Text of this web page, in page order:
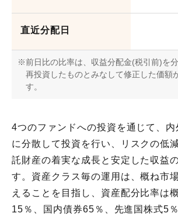
直近分配日
前日比の比率は、収益分配金(税引前)を
再投資したものとみなして修正した価額
す。
4つのファンドへの投資を通じて、
に分散して投資を行い、リスクの低
託財産の着実な成長と安定した収益
す。資産クラス毎の運用は、概ね市
えることを目指し、資産配分比率は
15％、国内債券65％、先進国株式5